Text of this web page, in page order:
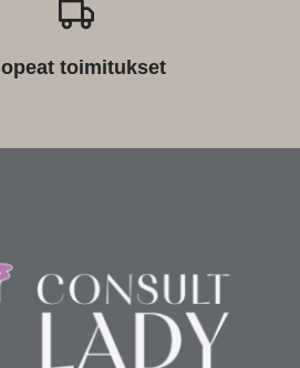
toimitukset